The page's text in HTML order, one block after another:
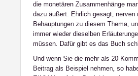
die monetären Zusammenhänge
dazu äußert. Ehrlich gesagt, nerven
Behauptungen zu diesem Thema,
immer wieder dieselben
müssen. Dafür gibt es das Buch
Und wenn Sie die mehr als 20
Beitrag als Beispiel nehmen, so